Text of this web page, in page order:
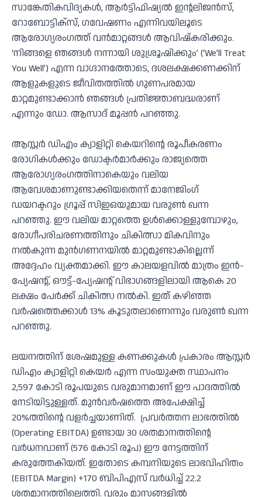
സാങ്കേതികവിദ്യകൾ, ആർട്ടിഫിഷ്യൽ ഇന്റലിജൻസ്,
റോബോട്ടിക്സ്, ഗവേഷണം എന്നിവയിലൂടെ
ആരോഗ്യരംഗത്ത് വൻമാറ്റങ്ങൾ ആവിഷ്കരിക്കും.
‘നിങ്ങളെ ഞങ്ങൾ നന്നായി ശുശ്രൂഷിക്കും’ (‘We’ll Treat
You Well’) എന്ന വാഗ്ദാനത്തോടെ, ദശലക്ഷക്കണക്കിന്
ആളുകളുടെ ജീവിതത്തിൽ ഗുണപരമായ
മാറ്റമുണ്ടാക്കാൻ ഞങ്ങൾ പ്രതിജ്ഞാബദ്ധരാണ്
എന്നും ഡോ. ആസാദ് മൂപ്പൻ പറഞ്ഞു.
ആസ്റ്റർ ഡിഎം ക്വാളിറ്റി കെയറിന്റെ രൂപീകരണം
രോഗികൾക്കും ഡോക്ടർമാർക്കും രാജ്യത്തെ
ആരോഗ്യരംഗത്തിനാകെയും വലിയ
ആവേശമാണുണ്ടാക്കിയതെന്ന് മാനേജിംഗ്
ഡയറക്ടറും ഗ്രൂപ്പ് സിഇഒയുമായ വരുൺ ഖന്ന
പറഞ്ഞു. ഈ വലിയ മാറ്റത്തെ ഉൾക്കൊള്ളുമ്പോഴും,
രോഗീപരിചരണത്തിനും ചികിത്സാ മികവിനും
നൽകുന്ന മുൻഗണനയിൽ മാറ്റമുണ്ടാകില്ലെന്ന്
അദ്ദേഹം വ്യക്തമാക്കി. ഈ കാലയളവിൽ മാത്രം ഇൻ-
പ്യേഷന്റ്, ഔട്ട്-പ്യേഷന്റ് വിഭാഗങ്ങളിലായി ആകെ 20
ലക്ഷം പേർക്ക് ചികിത്സ നൽകി. ഇത് കഴിഞ്ഞ
വർഷത്തെക്കാൾ 13% കൂടുതലാണെന്നും വരുൺ ഖന്ന
പറഞ്ഞു.
ലയനത്തിന് ശേഷമുള്ള കണക്കുകൾ പ്രകാരം ആസ്റ്റർ
ഡിഎം ക്വാളിറ്റി കെയർ എന്ന സംയുക്ത സ്ഥാപനം
2,597 കോടി രൂപയുടെ വരുമാനമാണ് ഈ പാദത്തിൽ
നേടിയിട്ടുള്ളത്. മുൻവർഷത്തെ അപേക്ഷിച്ച്
20%ത്തിന്റെ വളർച്ചയാണിത്. പ്രവർത്തന ലാഭത്തിൽ
(Operating EBITDA) ഉണ്ടായ 30 ശതമാനത്തിന്റെ
വർധനവാണ് (576 കോടി രൂപ) ഈ നേട്ടത്തിന്
കരുത്തേകിയത്. ഇതോടെ കമ്പനിയുടെ ലാഭവിഹിതം
(EBITDA Margin) +170 ബിപിഎസ് വർധിച്ച് 22.2
ശതമാനത്തിലെത്തി. വരും മാസങ്ങളിൽ